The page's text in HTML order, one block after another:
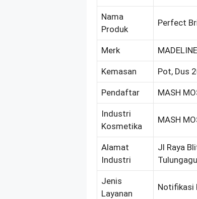
Nama
Produk
Perfect
Merk
Kemasan Pot, Dus
Pendaftar MASH
Industri
Kosmetika
MASH
Alamat
Industri
Jl Raya
Jenis
Layanan
Notifikasi